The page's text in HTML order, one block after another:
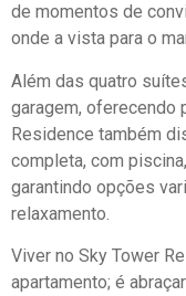
de momentos de
onde a vista para o
Além das quatro
garagem, oferecendo
Residence também
completa, com
garantindo opções
relaxamento.
Viver no Sky Tower
apartamento; é